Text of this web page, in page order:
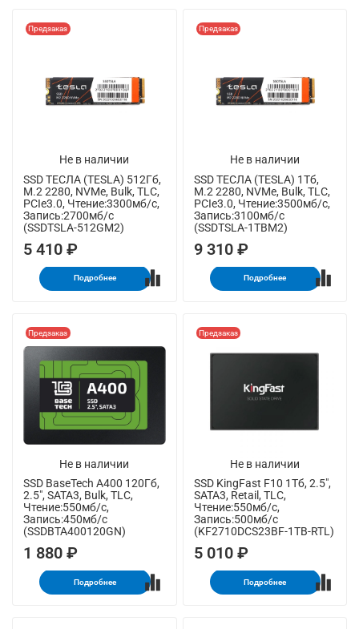
Не в наличии
Предзаказ
SSD ТЕСЛА (TESLA) 512Гб,
M.2 2280, NVMe, Bulk, TLC,
PCIe3.0, Чтение:3300мб/с,
Запись:2700мб/с
(SSDTSLA-512GM2)
5 410 ₽
Подробнее
Не в наличии
Предзаказ
SSD ТЕСЛА (TESLA) 1Тб,
M.2 2280, NVMe, Bulk, TLC,
PCIe3.0, Чтение:3500мб/с,
Запись:3100мб/с
(SSDTSLA-1TBM2)
9 310 ₽
Подробнее
Не в наличии
Предзаказ
SSD BaseTech A400 120Гб,
2.5", SATA3, Bulk, TLC,
Чтение:550мб/с,
Запись:450мб/с
(SSDBTA400120GN)
1 880 ₽
Подробнее
Не в наличии
Предзаказ
SSD KingFast F10 1Тб, 2.5",
SATA3, Retail, TLC,
Чтение:550мб/с,
Запись:500мб/с
(KF2710DCS23BF-1TB-RTL)
5 010 ₽
Подробнее